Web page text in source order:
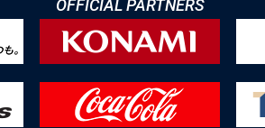
OFFICIAL PARTNERS